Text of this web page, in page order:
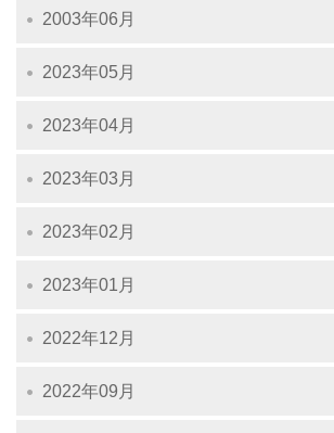
2003年06月
2023年05月
2023年04月
2023年03月
2023年02月
2023年01月
2022年12月
2022年09月